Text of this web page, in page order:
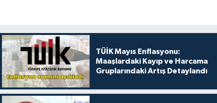
TÜİK Mayıs Enflasyonu:
Maaşlardaki Kayıp ve Harcama
Gruplarındaki Artış Detaylandı